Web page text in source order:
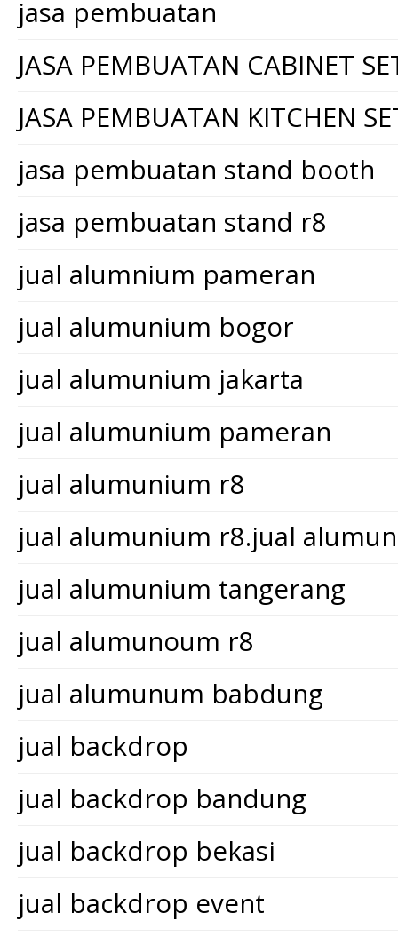
jasa pembuatan
JASA PEMBUATAN CABINET
JASA PEMBUATAN KITCHEN
jasa pembuatan stand booth
jasa pembuatan stand r8
jual alumnium pameran
jual alumunium bogor
jual alumunium jakarta
jual alumunium pameran
jual alumunium r8
jual alumunium r8.jual
jual alumunium tangerang
jual alumunoum r8
jual alumunum babdung
jual backdrop
jual backdrop bandung
jual backdrop bekasi
jual backdrop event